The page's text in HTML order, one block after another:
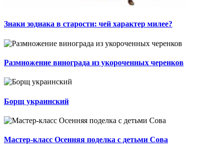
Знаки зодиака в старости: чей характер милее?
Размножение винограда из укороченных черенков
Борщ украинский
Мастер-класс Осенняя поделка с детьми Сова